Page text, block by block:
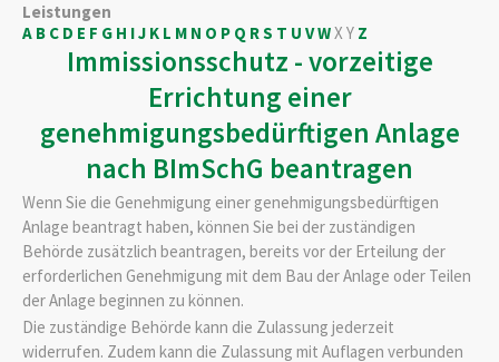
Leistungen
A B C D E F G H IJ K L M N O P Q RS T U VWXY Z
Immissionsschutz - vorzeitige
Errichtung einer
genehmigungsbedürftigen Anlage
nach BImSchG beantragen
Wenn Sie die Genehmigung einer genehmigungsbedürftigen
Anlage beantragt haben, können Sie bei der zuständigen
Behörde zusätzlich beantragen, bereits vor der Erteilung der
erforderlichen Genehmigung mit dem Bau der Anlage oder Teilen
der Anlage beginnen zu können.
Die zuständige Behörde kann die Zulassung jederzeit
widerrufen. Zudem kann die Zulassung mit Auflagen verbunden